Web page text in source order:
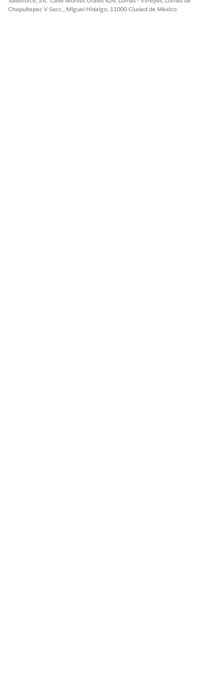
Chapultepec V Secc., Miguel Hidalgo, 11000 Ciudad de México